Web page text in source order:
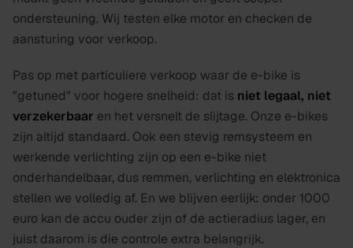
ondersteuning. Wij testen elke motor en checken de
aansturing voor verkoop.
Pas op met particuliere verkoop waar de e-bike is
"getuned" voor hogere snelheid: dat is niet legaal, niet
verzekerbaar en het versnelt de slijtage. Onze e-bikes
zijn altijd standaard. Ook een stevig remsysteem en
werkende verlichting zijn op een e-bike niet
onderhandelbaar, dus remmen, verlichting en elektronica
stellen we volledig af. En we blijven eerlijk: onder 1000
euro kan de accu ouder zijn of de actieradius lager, en
juist daarom is die controle extra belangrijk.